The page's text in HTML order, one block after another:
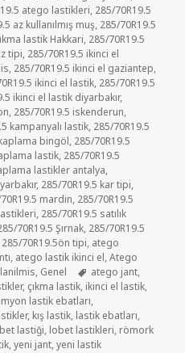
atego lastikleri, 285/70R19.5
az kullanılmış muş, 285/70R19.5
lastik Hakkari, 285/70R19.5
tipi, 285/70R19.5 ikinci el
, 285/70R19.5 ikinci el gaziantep,
ikinci el lastik, 285/70R19.5
ikinci el lastik diyarbakır,
, 285/70R19.5 iskenderun,
kampanyalı lastik, 285/70R19.5
bingöl, 285/70R19.5
lastik, 285/70R19.5
lastikler antalya,
, 285/70R19.5 kar tipi,
mardin, 285/70R19.5
, 285/70R19.5 satılık
70R19.5 Şırnak, 285/70R19.5
285/70R19.5ön tipi, atego
, atego lastik ikinci el,Atego
, Genel Etiketler
atego jant,
, çıkma lastik, ikinci el lastik,
lastik ebatları,
, kış lastik, lastik ebatları,
lastiği, lobet lastikleri, römork
,yeni jant,yeni lastik